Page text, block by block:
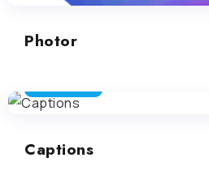
Photor
Captions